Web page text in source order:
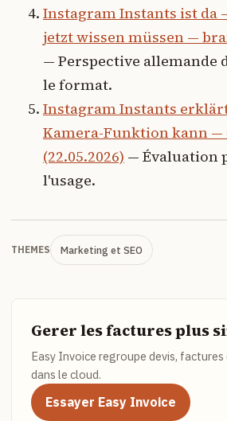
Instagram Instants ist da
jetzt wissen müssen —
— Perspective allemande
le format.
Instagram Instants
Kamera-Funktion kann —
(22.05.2026) — Évaluation
l'usage.
THEMES Marketing et SEO
Gerer les factures plus
Easy Invoice regroupe devis,
dans le cloud.
Essayer Easy Invoice